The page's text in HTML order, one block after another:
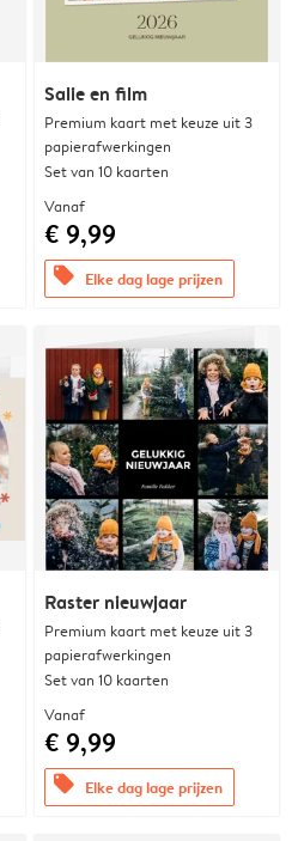
Salie en film
Premium kaart met keuze uit 3
papierafwerkingen
Set van 10 kaarten
Vanaf
€ 9,99
offers Elke dag lage prijzen
Raster nieuwjaar
Premium kaart met keuze uit 3
papierafwerkingen
Set van 10 kaarten
Vanaf
€ 9,99
offers Elke dag lage prijzen